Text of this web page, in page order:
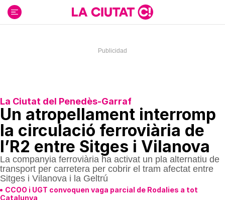
contenido
La Ciutat del Penedès-Garraf
Un atropellament interromp
la circulació ferroviària de
l’R2 entre Sitges i Vilanova
La companyia ferroviària ha activat un pla alternatiu de
transport per carretera per cobrir el tram afectat entre
Sitges i Vilanova i la Geltrú
CCOO i UGT convoquen vaga parcial de Rodalies a tot
Catalunya